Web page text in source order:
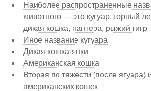
Наиболее распространенные
животного — это кугуар, горный
дикая кошка, пантера, рыжий тигр
Иное название кугуара
Дикая кошка-янки
Американская кошка
Вторая по тяжести (после ягуара)
американских кошек